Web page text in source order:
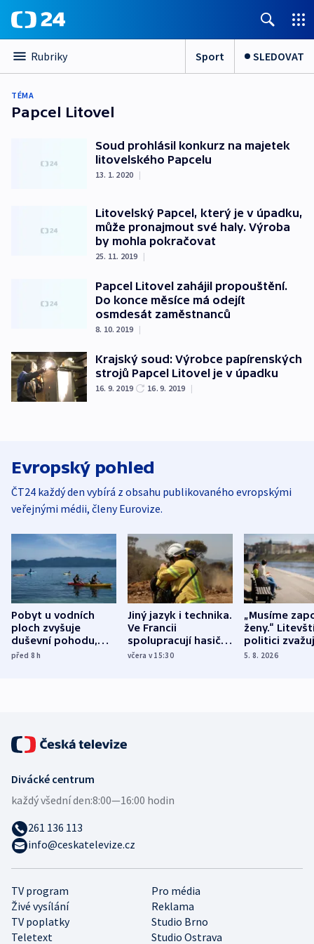
Rubriky Sport SLEDOVAT
TÉMA
Papcel Litovel
Soud prohlásil konkurz na majetek
litovelského Papcelu
13. 1. 2020 |
Litovelský Papcel, který je v úpadku,
může pronajmout své haly. Výroba
by mohla pokračovat
25. 11. 2019 |
Papcel Litovel zahájil propouštění.
Do konce měsíce má odejít
osmdesát zaměstnanců
8. 10. 2019 |
Krajský soud: Výrobce papírenských
strojů Papcel Litovel je v úpadku
16. 9. 2019 16. 9. 2019 |
Evropský pohled
ČT24 každý den vybírá z obsahu publikovaného evropskými
veřejnými médii, členy Eurovize.
Pobyt u vodních
ploch zvyšuje
duševní pohodu,
ukázala
před 8h
Jiný jazyk i technika.
Ve Francii
spolupracují hasiči z
různých zemí
včera v 15:30
„Musíme
ženy.“
politici
dohodu o
5. 8. 2026
TV program
Pro média
Živé vysílání
Reklama
TV poplatky
Studio Brno
Teletext
Studio Ostrava
Divácké centrum
každý všední den:8:00—16:00 hodin
261 136 113
info@ceskatelevize.cz